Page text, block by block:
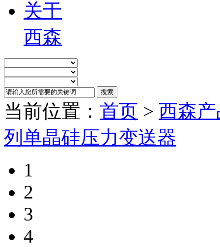
关于
西森
当前位置： 首页 > 西森
列单晶硅压力变送器
1
2
3
4